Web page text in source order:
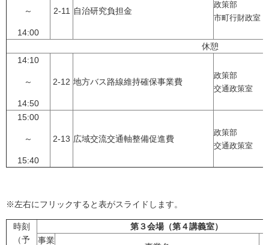
～
14:00
2-11 自治研究負担金
政策部
市町行財政室
休憩
14:10
～
14:50
2-12 地方バス路線維持確保事業費
政策部
交通政策室
15:00
～
15:40
2-13 広域交流交通軸整備促進費
政策部
交通政策室
※左右にフリックすると表がスライドします。
時刻
（予
第３会場（第４講義室）
事業